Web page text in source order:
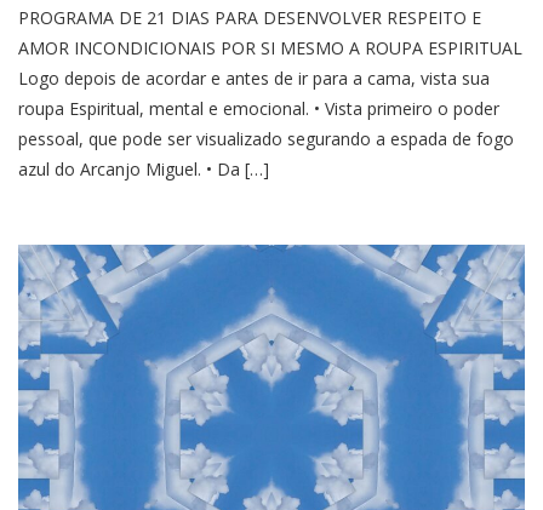
PROGRAMA DE 21 DIAS PARA DESENVOLVER RESPEITO E
AMOR INCONDICIONAIS POR SI MESMO A ROUPA ESPIRITUAL
Logo depois de acordar e antes de ir para a cama, vista sua
roupa Espiritual, mental e emocional. • Vista primeiro o poder
pessoal, que pode ser visualizado segurando a espada de fogo
azul do Arcanjo Miguel. • Da […]